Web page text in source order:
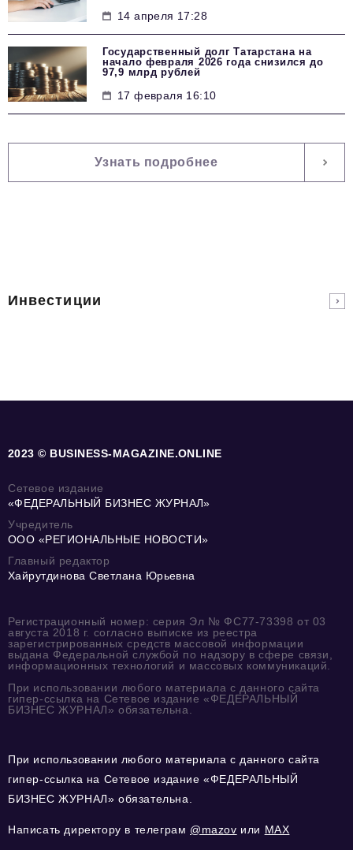
14 апреля 17:28
Государственный долг Татарстана на
начало февраля 2026 года снизился до
97,9 млрд рублей
17 февраля 16:10
Узнать подробнее
Инвестиции
2023 © BUSINESS-MAGAZINE.ONLINE
Сетевое издание
«ФЕДЕРАЛЬНЫЙ БИЗНЕС ЖУРНАЛ»
Учредитель
ООО «РЕГИОНАЛЬНЫЕ НОВОСТИ»
Главный редактор
Хайрутдинова Светлана Юрьевна
Регистрационный номер: серия Эл № ФС77-73398 от 03
августа 2018 г. согласно выписке из реестра
зарегистрированных средств массовой информации
выдана Федеральной службой по надзору в сфере связи,
информационных технологий и массовых коммуникаций.
При использовании любого материала с данного сайта
гипер-ссылка на Сетевое издание «ФЕДЕРАЛЬНЫЙ
БИЗНЕС ЖУРНАЛ» обязательна.
При использовании любого материала с данного сайта
гипер-ссылка на Сетевое издание «ФЕДЕРАЛЬНЫЙ
БИЗНЕС ЖУРНАЛ» обязательна.
Написать директору в телеграм @mazov или MAX